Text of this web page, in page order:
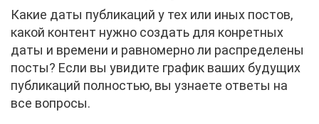
Какие даты публикаций у тех или иных постов,
какой контент нужно создать для конретных
даты и времени и равномерно ли распределены
посты? Если вы увидите график ваших будущих
публикаций полностью, вы узнаете ответы на
все вопросы.